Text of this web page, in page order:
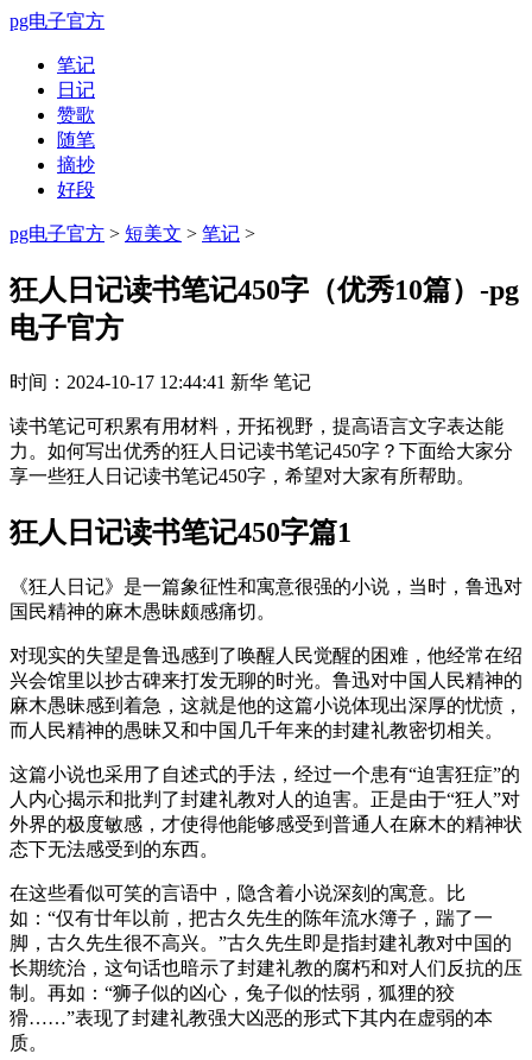
pg电子官方
笔记
日记
赞歌
随笔
摘抄
好段
pg电子官方 > 短美文 > 笔记 >
狂人日记读书笔记450字（优秀10篇）-pg
电子官方
时间： 2024-10-17 12:44:41 新华 笔记
读书笔记可积累有用材料，开拓视野，提高语言文字表达能
力。如何写出优秀的狂人日记读书笔记450字？下面给大家分
享一些狂人日记读书笔记450字，希望对大家有所帮助。
狂人日记读书笔记450字篇1
《狂人日记》是一篇象征性和寓意很强的小说，当时，鲁迅对
国民精神的麻木愚昧颇感痛切。
对现实的失望是鲁迅感到了唤醒人民觉醒的困难，他经常在绍
兴会馆里以抄古碑来打发无聊的时光。鲁迅对中国人民精神的
麻木愚昧感到着急，这就是他的这篇小说体现出深厚的忧愤，
而人民精神的愚昧又和中国几千年来的封建礼教密切相关。
这篇小说也采用了自述式的手法，经过一个患有“迫害狂症”的
人内心揭示和批判了封建礼教对人的迫害。正是由于“狂人”对
外界的极度敏感，才使得他能够感受到普通人在麻木的精神状
态下无法感受到的东西。
在这些看似可笑的言语中，隐含着小说深刻的寓意。比
如：“仅有廿年以前，把古久先生的陈年流水簿子，踹了一
脚，古久先生很不高兴。”古久先生即是指封建礼教对中国的
长期统治，这句话也暗示了封建礼教的腐朽和对人们反抗的压
制。再如：“狮子似的凶心，兔子似的怯弱，狐狸的狡
猾……”表现了封建礼教强大凶恶的形式下其内在虚弱的本
质。